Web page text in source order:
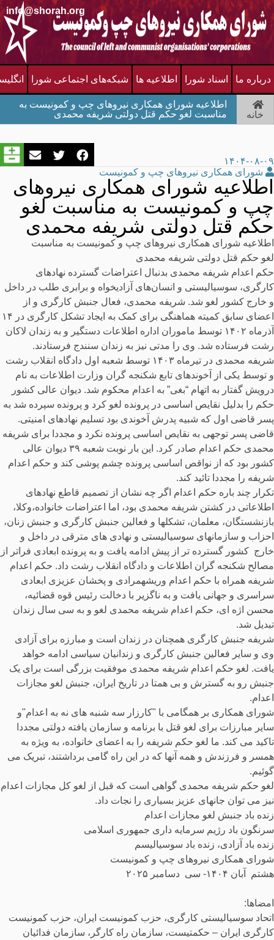
info@shorah.org
درباره ما اسناد شورا اطلاعیه ها شبکه‌های اجتماعی شورا
خانه
اطلاعیه شورای همکاری نیروهای چپ و کمونیست به
مناسبت لغو حکم قتل دولتی شریفه محمدی
۱۴۰۴-۰۸-۰۹
شورای همکاری نیروهای چپ و کمونیست
اطلاعیه شورای همکاری نیروهای
چپ و کمونیست به مناسبت لغو
حکم قتل دولتی شریفه محمدی
اطلاعیه شورای همکاری نیروهای چپ و کمونیست به مناسبت
لغو حکم قتل دولتی شریفه محمدی
حکم اعدام شریفه محمدی بدنبال اعتراضات گسترده نهادهای
کارگری، سوسیالیستی و انسان‌های آزادیخواه و برابری طلب در داخل
و خارج کشور لغو شد. شریفه محمدی، فعال جنبش کارگری و از
اعضای سابق کمیته هماهنگی برای کمک به ایجاد تشکل کارگری در ۱۴
آذرماه ۱۴۰۲ توسط ماموران اداره اطلاعات دستگیر و به زندان لاکان
رشت فرستاده شد. وی را مدتی نیز به زندان سنندج فرستادند.
شریفه محمدی در تیرماه ۱۴۰۳ توسط شعبه اول دادگاه انقلاب رشت
و توسط یکی از آخوندهای تابع شکنجه گران وزارت اطلاعات به نام
درویش گفتار به اتهام “بغی” به اعدام محکوم شد. دیوان عالی کشور
حکم را بدلیل نقایص اساسی در پرونده لغو کرد و پرونده سپرده شد به
پسر قاضی اول که شبیه پدرش آخوندی بود تسلیم نهادهای امنیتی.
قاضی پسر توجهی به نقایص اساسی پرونده نکرد و مجددا برای شریفه
محمدی حکم اعدام صادر کرد. این بار نوبت شعبه ۳۹ دیوان عالی
کشور بود که از نواقص اساسی پرونده چشم پوشی کند و حکم اعدام
شریفه را مجددا تائید کند.
تکرار چند باره حکم اعدام اگر چه نشان از تصمیم قاطع نهادهای
اطلاعاتی در کشتن شریفه محمدی بود، اما اعتراضات خانواده،وکلا،
بازنشستگان، معلمان، تشکلها و فعالین جنبش کارگری و جنبش زنان،
احزاب و سازمانهای سوسیالیستی و نهادی های مترقی در داخل و
خارج کشور گسترده تر از پیش ادامه یافت و به پرونده ابعادی فراتر از
مصالح شکنجه گران اطلاعات و دادگاه انقلاب رشت داد. حکم اعدام
شریفه همراه با حکم اعدام وریشهمرادی و پخشان عزیزی ابعادی
سراسری و جهانی یافت و به ناگزیر با دخالت رئیس قوه قضائیه،
محسن اژه ای، حکم اعدام شریفه محمدی لغو و به سی سال زندان
تبدیل شد.
شریفه جنبش کارگری همچنان در زندان است و مبارزه برای آزادی
وی و سایر فعالین جنبش کارگری و زندانیان سیاسی ادامه خواهد
یافت. لغو حکم اعدام شریفه محمدی موفقیت بزرگی است برای یک
جنبش رو به گسترش و بی همتا در تاریخ ایران، جنبش لغو مجازات
اعدام.
شورای همکاری بر همگامی با "کارزار سه شنبه های نه به اعدام"و
سایر مبارزات برای لغو قتل با برنامه و سازمان یافته دولتی مجددا
تاکید می کند. ما لغو حکم شریفه را به اعضای خانواده، به ویژه به
همسر و فرزندش و همه آنها که در این راه گامی برداشتند، تبریک می
گوئیم.
لغو حکم شریفه محمدی گواهی است که قبل از لغو کل مجازات اعدام
نیز می توان جانهای عزیز بسیاری را نجات داد.
زنده باد جنبش لغو مجازات اعدام
سرنگون باد رژیم سرمایه داری جمهوری اسلامی
زنده باد آزادی، زنده باد سوسیالیسم
شورای همکاری نیروهای چپ و کمونیست
هشتم آبان ۱۴۰۴- سی دسامبر ۲۰۲۵
امضاها:
اتحاد سوسیالیستی کارگری، حزب کمونیست ایران، حزب کمونیست
کارگری ایران – حکمتیست، سازمان راه کارگر، سازمان فدائیان